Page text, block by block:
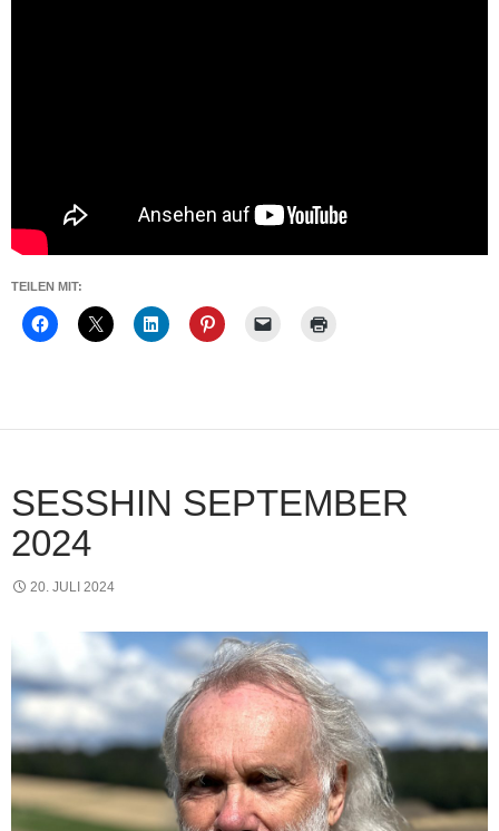
TEILEN MIT:
SESSHIN SEPTEMBER
2024
20. JULI 2024